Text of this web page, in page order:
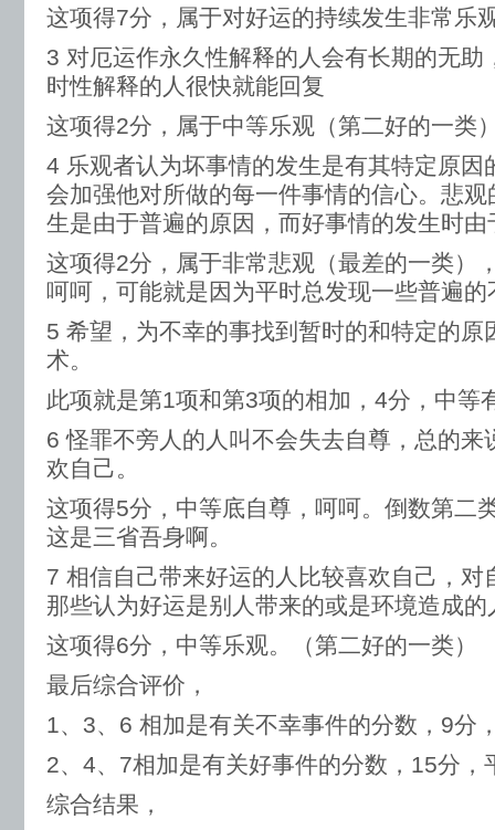
这项得7分，属于对好运的持续发生非常乐
3 对厄运作永久性解释的人会有长期的无助
时性解释的人很快就能回复
这项得2分，属于中等乐观（第二好的一类
4 乐观者认为坏事情的发生是有其特定原因
会加强他对所做的每一件事情的信心。悲
生是由于普遍的原因，而好事情的发生时
这项得2分，属于非常悲观（最差的一类）
呵呵，可能就是因为平时总发现一些普遍
5 希望，为不幸的事找到暂时的和特定的原
术。
此项就是第1项和第3项的相加，4分，中等
6 怪罪不旁人的人叫不会失去自尊，总的来
欢自己。
这项得5分，中等底自尊，呵呵。倒数第二
这是三省吾身啊。
7 相信自己带来好运的人比较喜欢自己，对
那些认为好运是别人带来的或是环境造成的
这项得6分，中等乐观。（第二好的一类）
最后综合评价，
1、3、6 相加是有关不幸事件的分数，9分
2、4、7相加是有关好事件的分数，15分，
综合结果，